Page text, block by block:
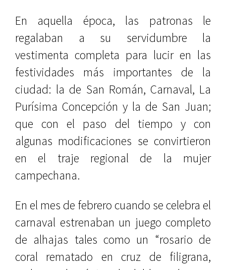
En aquella época, las patronas le
regalaban a su servidumbre la
vestimenta completa para lucir en las
festividades más importantes de la
ciudad: la de San Román, Carnaval, La
Purísima Concepción y la de San Juan;
que con el paso del tiempo y con
algunas modificaciones se convirtieron
en el traje regional de la mujer
campechana.
En el mes de febrero cuando se celebra el
carnaval estrenaban un juego completo
de alhajas tales como un “rosario de
coral rematado en cruz de filigrana,